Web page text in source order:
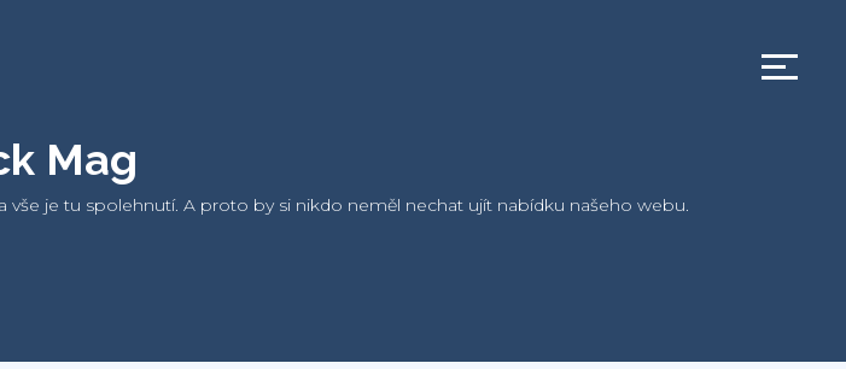
Mag
je tu spolehnutí. A proto by si nikdo neměl nechat ujít nabídku našeho webu.